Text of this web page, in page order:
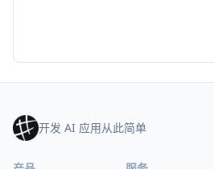
开发 AI 应用从此简单